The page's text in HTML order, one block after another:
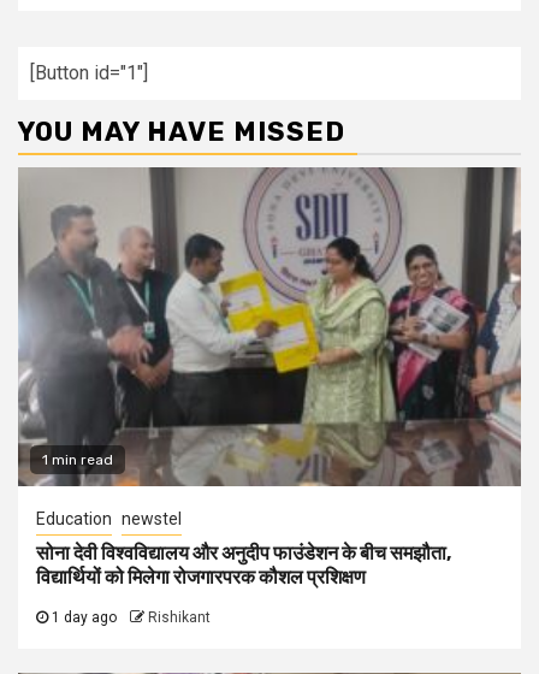
[Button id="1"]
YOU MAY HAVE MISSED
1 min read
Education newstel
सोना देवी विश्वविद्यालय और अनुदीप फाउंडेशन के बीच समझौता,
विद्यार्थियों को मिलेगा रोजगारपरक कौशल प्रशिक्षण
1 day ago Rishikant